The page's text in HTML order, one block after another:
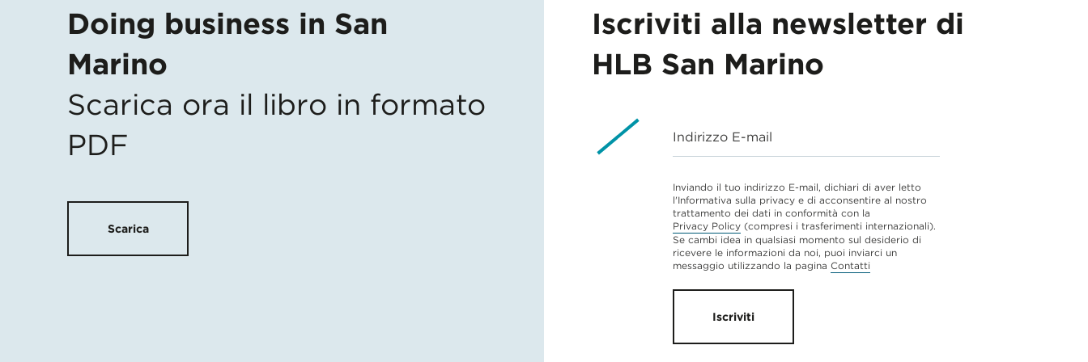
Doing business in San
Marino
Scarica ora il libro in formato
PDF
Scarica
Iscriviti alla newsletter di
HLB San Marino
Indirizzo E-mail
Inviando il tuo indirizzo E-mail, dichiari di aver letto
l'Informativa sulla privacy e di acconsentire al nostro
trattamento dei dati in conformità con la
Privacy Policy (compresi i trasferimenti internazionali).
Se cambi idea in qualsiasi momento sul desiderio di
ricevere le informazioni da noi, puoi inviarci un
messaggio utilizzando la pagina Contatti
Iscriviti